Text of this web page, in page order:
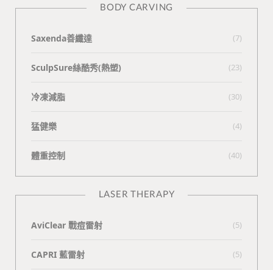
BODY CARVING
Saxenda善纖達 (7)
SculpSure絲酷秀(熱塑) (23)
冷凍減脂 (30)
猛健樂 (4)
體重控制 (40)
LASER THERAPY
AviClear 戰痘雷射 (5)
CAPRI 藍雷射 (5)